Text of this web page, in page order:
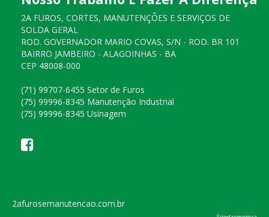
2A FUROS, CORTES, MANUTENÇÕES E SERVIÇOS DE
SOLDA GERAL
ROD. GOVERNADOR MARIO COVAS, S/N - ROD. BR 101
BAIRRO JAMBEIRO - ALAGOINHAS - BA
CEP 48008-000
(71) 99707-6455 Setor de Furos
(75) 99996-8345 Manutenção Industrial
(75) 99996-8345 Usinagem
2afurosemanutencao.com.br